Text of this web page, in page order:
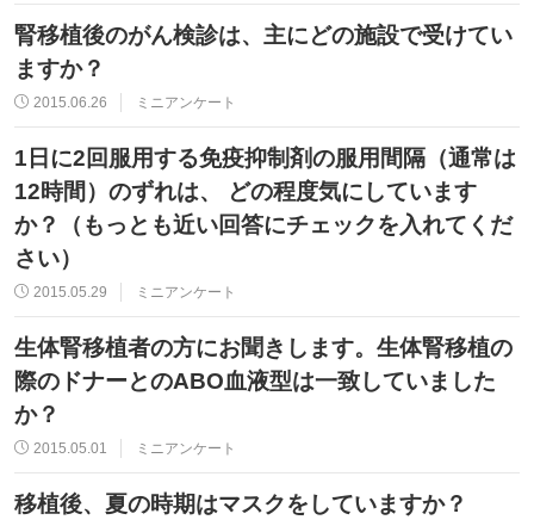
腎移植後のがん検診は、主にどの施設で受けてい
ますか？
2015.06.26 ミニアンケート
1日に2回服用する免疫抑制剤の服用間隔（通常は
12時間）のずれは、 どの程度気にしています
か？（もっとも近い回答にチェックを入れてくだ
さい）
2015.05.29 ミニアンケート
生体腎移植者の方にお聞きします。生体腎移植の
際のドナーとのABO血液型は一致していました
か？
2015.05.01 ミニアンケート
移植後、夏の時期はマスクをしていますか？